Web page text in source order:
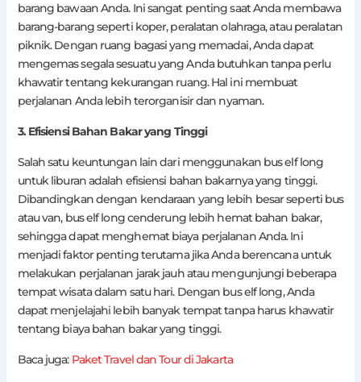
barang bawaan Anda. Ini sangat penting saat Anda membawa
barang-barang seperti koper, peralatan olahraga, atau peralatan
piknik. Dengan ruang bagasi yang memadai, Anda dapat
mengemas segala sesuatu yang Anda butuhkan tanpa perlu
khawatir tentang kekurangan ruang. Hal ini membuat
perjalanan Anda lebih terorganisir dan nyaman.
3. Efisiensi Bahan Bakar yang Tinggi
Salah satu keuntungan lain dari menggunakan bus elf long
untuk liburan adalah efisiensi bahan bakarnya yang tinggi.
Dibandingkan dengan kendaraan yang lebih besar seperti bus
atau van, bus elf long cenderung lebih hemat bahan bakar,
sehingga dapat menghemat biaya perjalanan Anda. Ini
menjadi faktor penting terutama jika Anda berencana untuk
melakukan perjalanan jarak jauh atau mengunjungi beberapa
tempat wisata dalam satu hari. Dengan bus elf long, Anda
dapat menjelajahi lebih banyak tempat tanpa harus khawatir
tentang biaya bahan bakar yang tinggi.
Baca juga: Paket Travel dan Tour di Jakarta